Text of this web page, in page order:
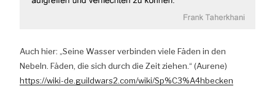
Auch hier: „Seine Wasser verbinden viele Fäden in den
Nebeln. Fäden, die sich durch die Zeit ziehen.“ (Aurene)
https://wiki-de.guildwars2.com/wiki/Sp%C3%A4hbecken